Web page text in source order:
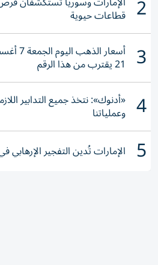
2 قطاعات حيوية
3 21 يقترب من هذا الرقم
4 «أدنوك»: نتخذ جميع التدابير
وعملياتنا
5 الإمارات تُدين التفجير الإرهابي